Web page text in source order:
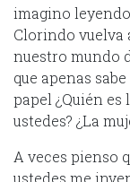
imagino
Clorindo vuelva
nuestro mundo
que apenas
papel ¿Quién es
ustedes? ¿La
A veces pienso
ustedes me